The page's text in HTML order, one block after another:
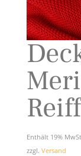
Reiff
Enthält 19%
zzgl. Versand